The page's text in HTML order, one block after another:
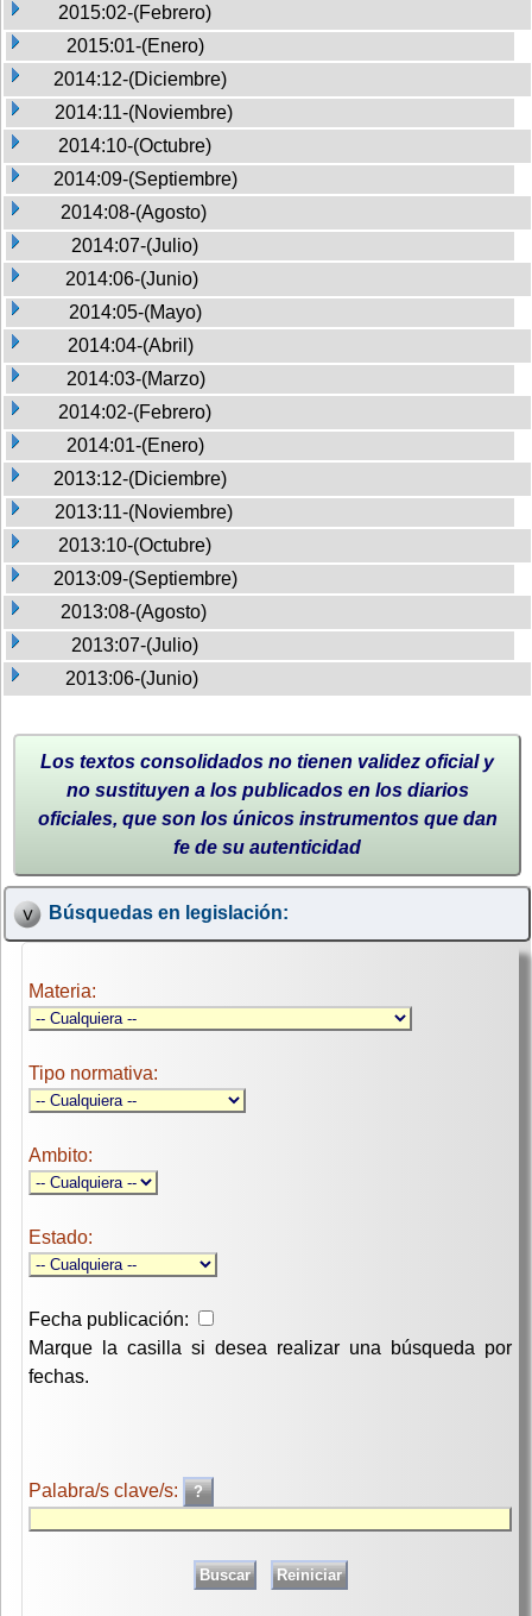
2015:02-(Febrero)
2015:01-(Enero)
2014:12-(Diciembre)
2014:11-(Noviembre)
2014:10-(Octubre)
2014:09-(Septiembre)
2014:08-(Agosto)
2014:07-(Julio)
2014:06-(Junio)
2014:05-(Mayo)
2014:04-(Abril)
2014:03-(Marzo)
2014:02-(Febrero)
2014:01-(Enero)
2013:12-(Diciembre)
2013:11-(Noviembre)
2013:10-(Octubre)
2013:09-(Septiembre)
2013:08-(Agosto)
2013:07-(Julio)
2013:06-(Junio)
Los textos consolidados no tienen validez oficial y
no sustituyen a los publicados en los diarios
oficiales, que son los únicos instrumentos que dan
fe de su autenticidad
Búsquedas en legislación:
Materia:
Tipo normativa:
Ambito:
Estado:
Fecha publicación:
Marque la casilla si desea realizar una búsqueda por
fechas.
Palabra/s clave/s: